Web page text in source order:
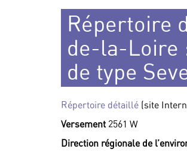
Répertoire
de-la-Loire
de type
Répertoire détaillé (site
Versement2561 W
Direction régionale de